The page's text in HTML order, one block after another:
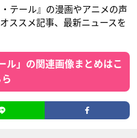
テール』の漫画やアニメの声
ススメ記事、最新ニュースを
ル」の関連画像まとめはこ